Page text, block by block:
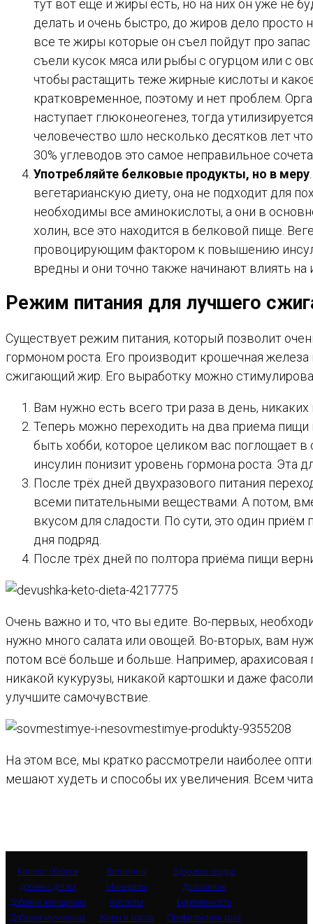
тут вот еще и жиры есть, но на них он уже не
делать и очень быстро, до жиров дело просто
все те жиры которые он съел пойдут про
съели кусок мяса или рыбы с огурцом или с
чтобы растащить теже жирные кислоты и
кратковременное, поэтому и нет проблем.
наступает глюконеогенез, тогда
человечество шло несколько десятков лет
30% углеводов это самое неправильное
Употребляйте белковые продукты, но в меру
вегетарианскую диету, она не подходит для
необходимы все аминокислоты, а они в
холин, все это находится в белковой пище.
провоцирующим фактором к повышению
вредны и они точно также начинают влиять на
Режим питания для лучшего
Существует режим питания, который позволит
гормоном роста. Его производит крошечная
сжигающий жир. Его выработку можно
Вам нужно есть всего три раза в день,
Теперь можно переходить на два приема
быть хобби, которое целиком вас поглощает
инсулин понизит уровень гормона роста. Эта
После трёх дней двухразового питания
всеми питательными веществами. А потом,
вкусом для сладости. По сути, это один
дня подряд.
После трёх дней по полтора приёма пищи
Очень важно и то, что вы едите. Во-первых,
нужно много салата или овощей. Во-вторых, вам
потом всё больше и больше. Например, арахисовая
никакой кукурузы, никакой картошки и даже
улучшите самочувствие.
На этом все, мы кратко рассмотрели наиболее
мешают худеть и способы их увеличения. Всем
Каталог обзоров
Добавки детям
Добавки женщинам
Добавки мужчинам
Витамины
Минералы
Кислоты
Жиры и масла
Здоровье сердца
Долголетие
Беременность
Профилактика рака